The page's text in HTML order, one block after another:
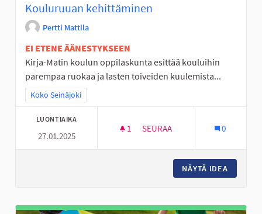
Kouluruuan kehittäminen
Pertti Mattila
EI ETENE ÄÄNESTYKSEEN
Kirja-Matin koulun oppilaskunta esittää kouluihin
parempaa ruokaa ja lasten toiveiden kuulemista...
Rajaa tulokset teeman mukaan: Koko Seinäjoki
Koko Seinäjoki
LUONTIAIKA
27.01.2025
1 1 SEURAAJA
SEURAA 0
NÄYTÄ IDEA